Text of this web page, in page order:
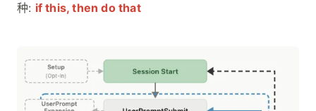
种: if this, then do that